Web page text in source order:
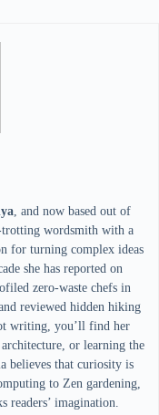
, and now based out of
wordsmith with a
for turning complex ideas
she has reported on
zero-waste chefs in
reviewed hidden hiking
writing, you’ll find her
or learning the
believes that curiosity is
to Zen gardening,
readers’ imagination.